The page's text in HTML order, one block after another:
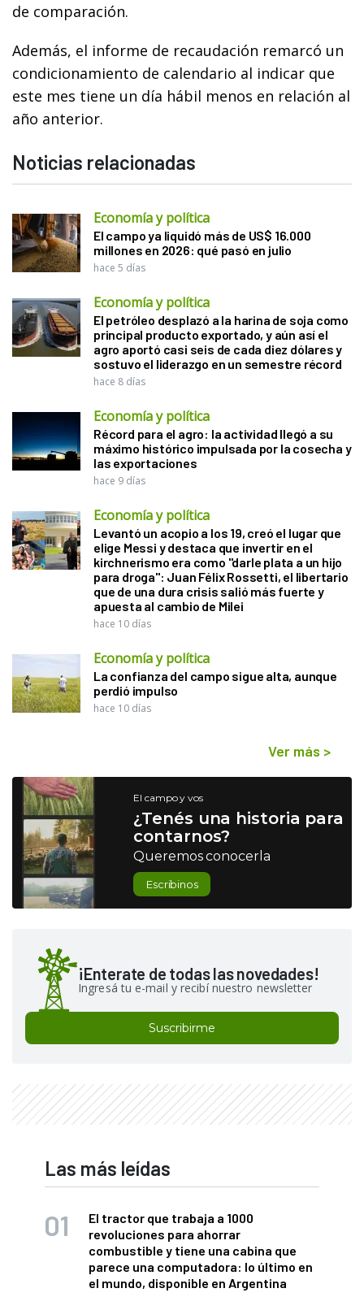
de comparación.
Además, el informe de recaudación remarcó un
condicionamiento de calendario al indicar que
este mes tiene un día hábil menos en relación al
año anterior.
Noticias relacionadas
Economía y política
El campo ya liquidó más de US$ 16.000
millones en 2026: qué pasó en julio
hace 5 días
Economía y política
El petróleo desplazó a la harina de soja como
principal producto exportado, y aún así el
agro aportó casi seis de cada diez dólares y
sostuvo el liderazgo en un semestre récord
hace 8 días
Economía y política
Récord para el agro: la actividad llegó a su
máximo histórico impulsada por la cosecha y
las exportaciones
hace 9 días
Economía y política
Levantó un acopio a los 19, creó el lugar que
elige Messi y destaca que invertir en el
kirchnerismo era como "darle plata a un hijo
para droga": Juan Félix Rossetti, el libertario
que de una dura crisis salió más fuerte y
apuesta al cambio de Milei
hace 10 días
Economía y política
La confianza del campo sigue alta, aunque
perdió impulso
hace 10 días
Ver más >
El campo y vos
¿Tenés una historia para
contarnos?
Queremos conocerla
Escribinos
¡Enterate de todas las novedades!
Ingresá tu e-mail y recibí nuestro newsletter
Suscribirme
Las más leídas
El tractor que trabaja a 1000
revoluciones para ahorrar
combustible y tiene una cabina que
parece una computadora: lo último en
el mundo, disponible en Argentina